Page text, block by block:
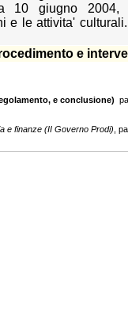
10 giugno 2004,
e le attivita'
e
e conclusione)
e finanze (II Governo Prodi) ,